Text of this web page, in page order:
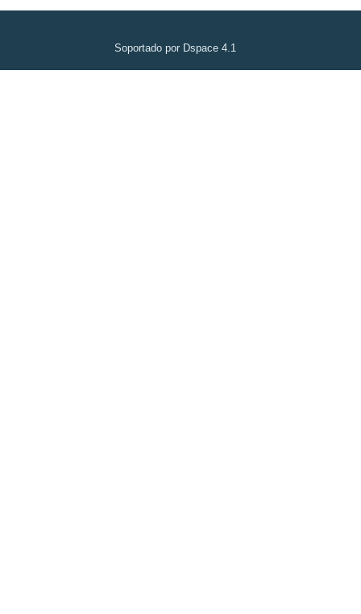
Soportado por Dspace 4.1